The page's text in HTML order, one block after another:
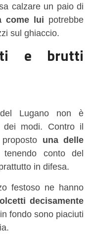
calzare un paio di
come lui potrebbe
sul ghiaccio.
e brutti
Lugano non è
modi. Contro il
una delle
conto del
in difesa.
festoso ne hanno
decisamente
fondo sono piaciuti